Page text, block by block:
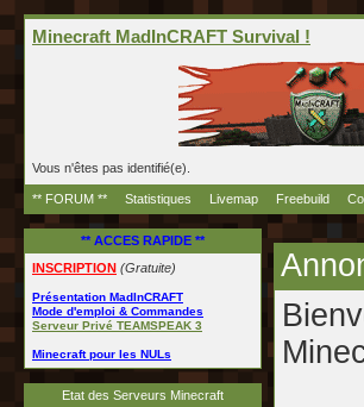
Minecraft MadInCRAFT Survival !
Vous n'êtes pas identifié(e).
** FORUM ** Statistiques Livemap Freebuild
** ACCES RAPIDE **
INSCRIPTION (Gratuite)
Présentation MadInCRAFT
Mode d'emploi & Commandes
Serveur Privé TEAMSPEAK 3
Minecraft pour les NULs
Etat des Serveurs Minecraft